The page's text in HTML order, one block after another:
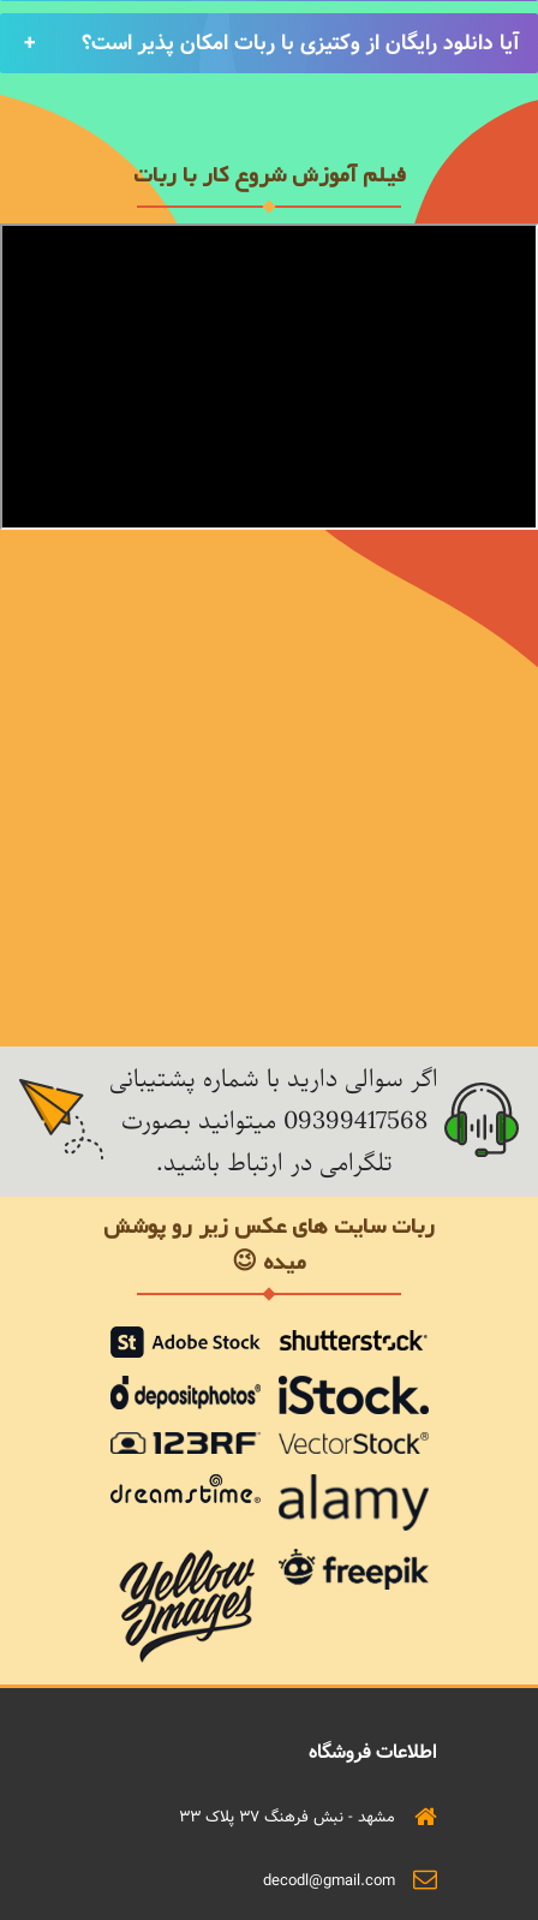
آیا دانلود رایگان از وکتیزی با ربات امکان پذیر است؟
فیلم آموزش شروع کار با ربات
اگر سوالی دارید با شماره پشتیبانی
09399417568 میتوانید بصورت
تلگرامی در ارتباط باشید.
ربات سایت های عکس زیر رو پوشش
میده 😉
اطلاعات فروشگاه
مشهد - نبش فرهنگ 37 پلاک 33
decodl@gmail.com